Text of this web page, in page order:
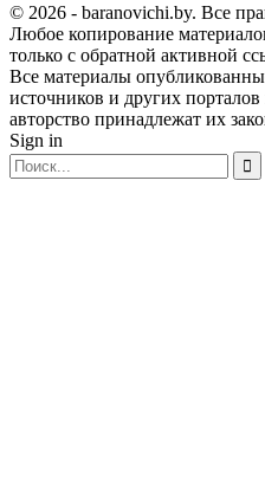
© 2026 - baranovichi.by. Все
Любое копирование
только с обратной активной
Все материалы
источников и других порталов
авторство принадлежат их
Sign in